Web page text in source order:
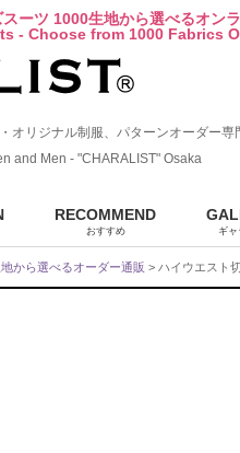
ーツ 1000生地から選べるオン
- Choose from 1000 Fabrics
オリジナル制服、パターンオーダー専
and Men - "CHARALIST" Osaka
RECOMMEND
おすすめ ギャ
から選べるオーダー通販 > ハイウエスト